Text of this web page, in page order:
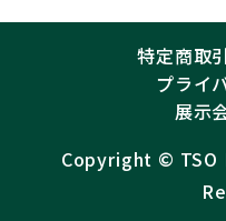
特定商取
プライ
展示
Copyright ©︎